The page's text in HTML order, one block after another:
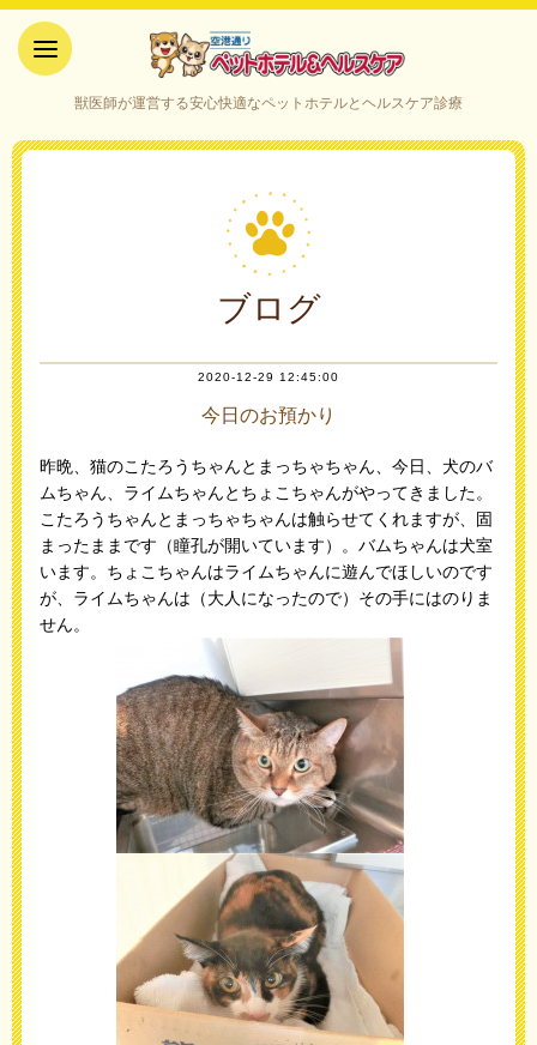
ケア｜山口県宇部市
獣医師が運営する安心快適なペットホテルとヘルスケア診療
ブログ
2020-12-29 12:45:00
今日のお預かり
昨晩、猫のこたろうちゃんとまっちゃちゃん、今日、犬のバ
ムちゃん、ライムちゃんとちょこちゃんがやってきました。
こたろうちゃんとまっちゃちゃんは触らせてくれますが、固
まったままです（瞳孔が開いています）。バムちゃんは犬室
います。ちょこちゃんはライムちゃんに遊んでほしいのです
が、ライムちゃんは（大人になったので）その手にはのりま
せん。